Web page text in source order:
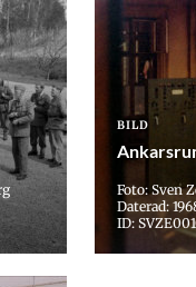
BILD
Foto: Sven
Daterad:
ID: